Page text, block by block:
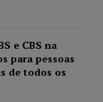
e CBS na
para pessoas
de todos os